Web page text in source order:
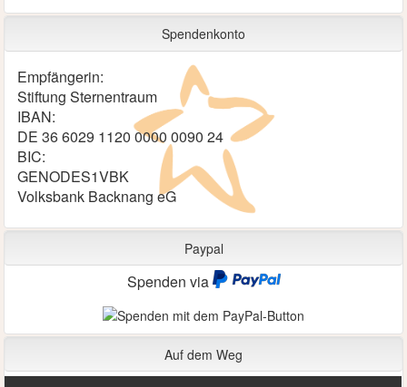
Spendenkonto
Empfängerin:
Stiftung Sternentraum
IBAN:
DE 36 6029 1120 0000 0090 24
BIC:
GENODES1VBK
Volksbank Backnang eG
Paypal
Spenden via
Auf dem Weg